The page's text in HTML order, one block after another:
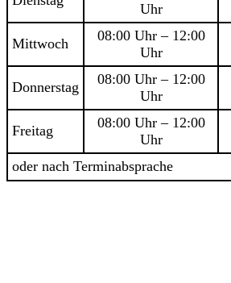
Uhr
Mittwoch
08:00 Uhr – 12:00
Uhr
Donnerstag
08:00 Uhr – 12:00
Uhr
Freitag
08:00 Uhr – 12:00
Uhr
oder nach Terminabsprache